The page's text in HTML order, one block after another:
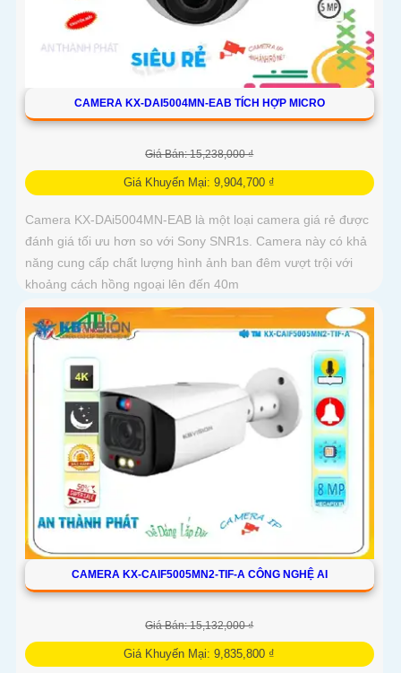
CAMERA KX-DAI5004MN-EAB TÍCH HỢP MICRO
Giá Bán: 15,238,000 ₫
Giá Khuyến Mại: 9,904,700 ₫
Camera KX-DAi5004MN-EAB là một loại camera giá rẻ được
đánh giá tối ưu hơn so với Sony SNR1s. Camera này có khả
năng cung cấp chất lượng hình ảnh ban đêm vượt trội với
khoảng cách hồng ngoại lên đến 40m
CAMERA KX-CAIF5005MN2-TIF-A CÔNG NGHỆ AI
Giá Bán: 15,132,000 ₫
Giá Khuyến Mại: 9,835,800 ₫